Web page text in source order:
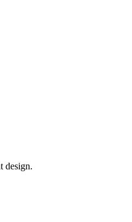
design.